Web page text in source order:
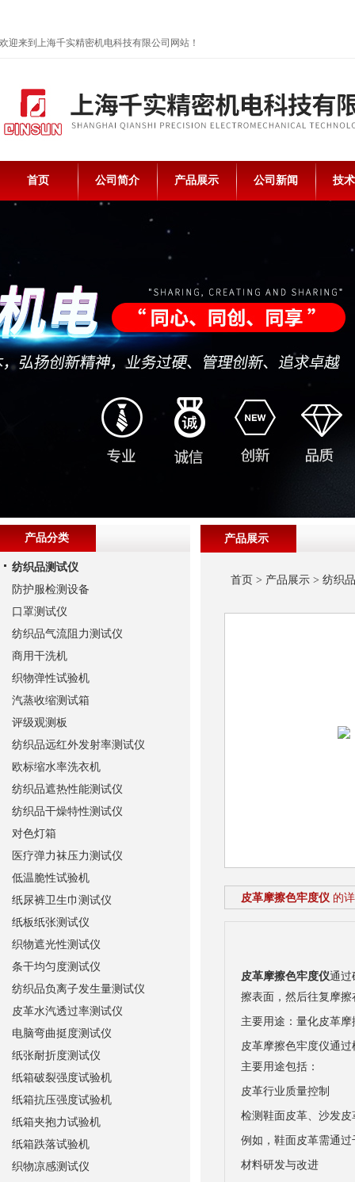
欢迎来到上海千实精密机电科技有限公司网站！
首页 公司简介 产品展示 公司新闻 技
产品展示
首页 > 产品展示> 纺织
皮革摩擦色牢度仪 的
皮革摩擦色牢度仪通过
擦表面，然后往复摩
主要用途：量化皮革
皮革摩擦色牢度仪通
主要用途包括：
皮革行业质量控制
检测鞋面皮革、沙发皮
例如，鞋面皮革需通
材料研发与改进
产品分类
纺织品测试仪
防护服检测设备
口罩测试仪
纺织品气流阻力测试仪
商用干洗机
织物弹性试验机
汽蒸收缩测试箱
评级观测板
纺织品远红外发射率测试仪
欧标缩水率洗衣机
纺织品遮热性能测试仪
纺织品干燥特性测试仪
对色灯箱
医疗弹力袜压力测试仪
低温脆性试验机
纸尿裤卫生巾测试仪
纸板纸张测试仪
织物遮光性测试仪
条干均匀度测试仪
纺织品负离子发生量测试仪
皮革水汽透过率测试仪
电脑弯曲挺度测试仪
纸张耐折度测试仪
纸箱破裂强度试验机
纸箱抗压强度试验机
纸箱夹抱力试验机
纸箱跌落试验机
织物凉感测试仪